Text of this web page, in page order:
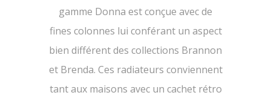
gamme Donna est conçue avec de
fines colonnes lui conférant un aspect
bien différent des collections Brannon
et Brenda. Ces radiateurs conviennent
tant aux maisons avec un cachet rétro